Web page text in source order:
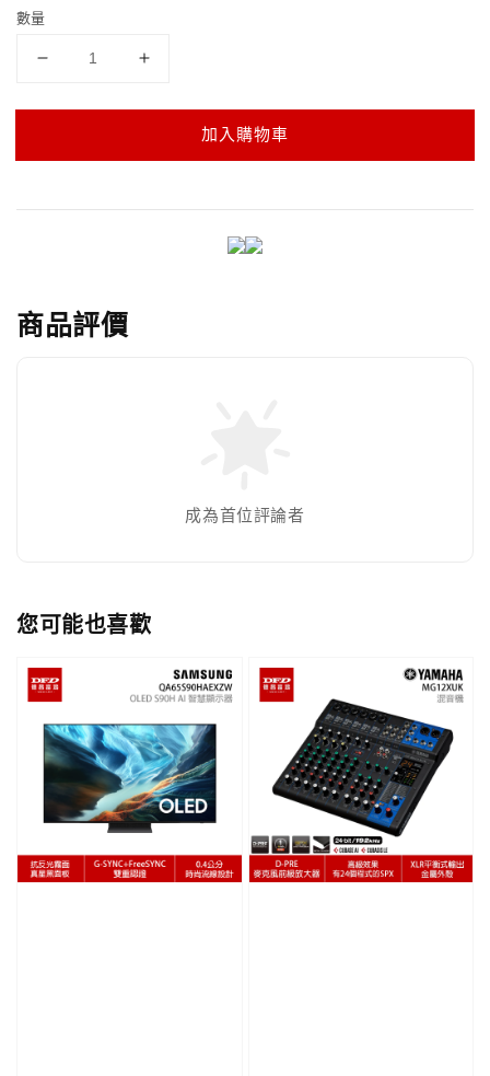
數量
加入購物車
商品評價
成為首位評論者
您可能也喜歡